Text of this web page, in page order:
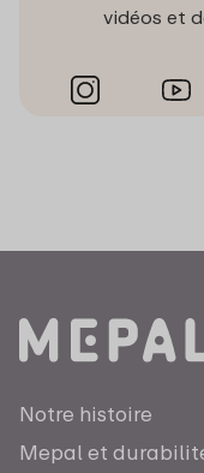
vidéos et
Notre histoire
Mepal et